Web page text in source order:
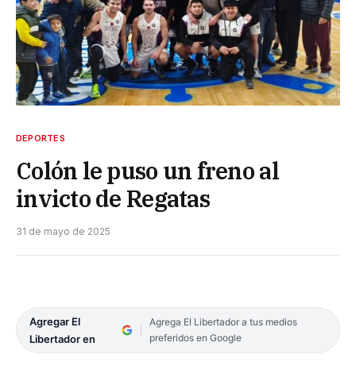
DEPORTES
Colón le puso un freno al
invicto de Regatas
31 de mayo de 2025
Agregar El
Libertador en
Agrega El Libertador a tus medios
preferidos en Google